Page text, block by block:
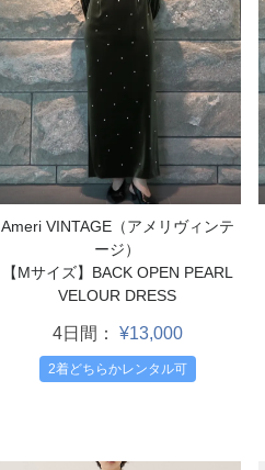
Ameri VINTAGE（アメリヴィンテ
ージ）
【Mサイズ】BACK OPEN PEARL
VELOUR DRESS
4日間： ¥13,000
2着どちらかレンタル可